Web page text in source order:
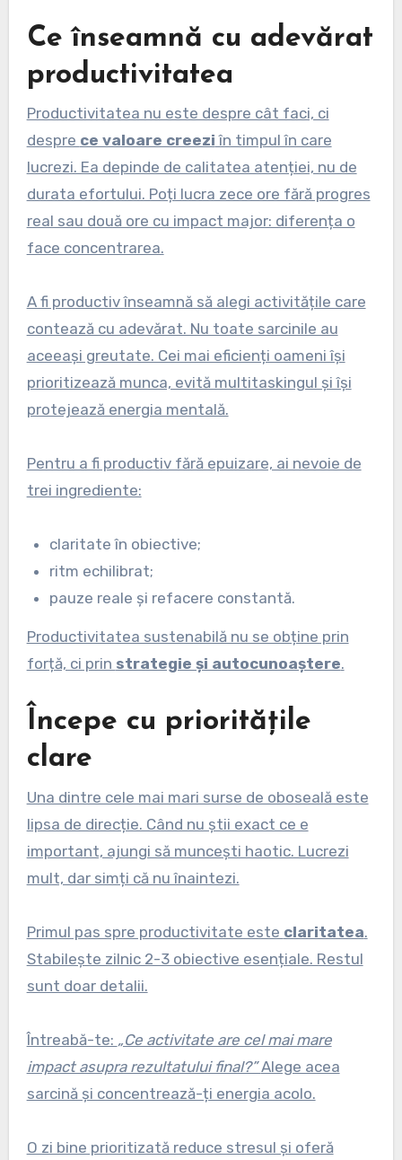
Ce înseamnă cu adevărat
productivitatea
Productivitatea nu este despre cât faci, ci
despre ce valoare creezi în timpul în care
lucrezi. Ea depinde de calitatea atenției, nu de
durata efortului. Poți lucra zece ore fără progres
real sau două ore cu impact major: diferența o
face concentrarea.
A fi productiv înseamnă să alegi activitățile care
contează cu adevărat. Nu toate sarcinile au
aceeași greutate. Cei mai eficienți oameni își
prioritizează munca, evită multitaskingul și își
protejează energia mentală.
Pentru a fi productiv fără epuizare, ai nevoie de
trei ingrediente:
claritate în obiective;
ritm echilibrat;
pauze reale și refacere constantă.
Productivitatea sustenabilă nu se obține prin
forță, ci prin strategie și autocunoaștere.
Începe cu prioritățile
clare
Una dintre cele mai mari surse de oboseală este
lipsa de direcție. Când nu știi exact ce e
important, ajungi să muncești haotic. Lucrezi
mult, dar simți că nu înaintezi.
Primul pas spre productivitate este claritatea.
Stabilește zilnic 2-3 obiective esențiale. Restul
sunt doar detalii.
Întreabă-te: „Ce activitate are cel mai mare
impact asupra rezultatului final?”Alege acea
sarcină și concentrează-ți energia acolo.
O zi bine prioritizată reduce stresul și oferă